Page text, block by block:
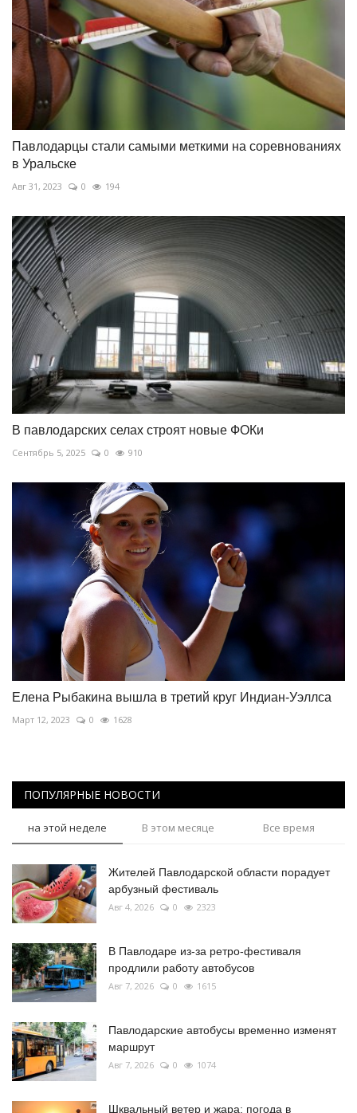
Павлодарцы стали самыми меткими на соревнованиях
в Уральске
Авг 31, 2023 0 194
В павлодарских селах строят новые ФОКи
Сентябрь 5, 2025 0 910
Елена Рыбакина вышла в третий круг Индиан-Уэллса
Март 12, 2023 0 1628
ПОПУЛЯРНЫЕ НОВОСТИ
на этой неделе В этом месяце Все время
Жителей Павлодарской области порадует
арбузный фестиваль
Авг 4, 2026 0 2323
В Павлодаре из-за ретро-фестиваля
продлили работу автобусов
Авг 7, 2026 0 1615
Павлодарские автобусы временно изменят
маршрут
Авг 7, 2026 0 1074
Шквальный ветер и жара: погода в